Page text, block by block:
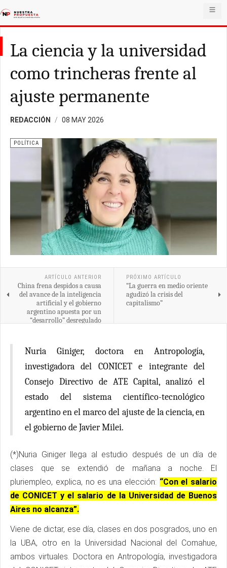
La ciencia y la universidad
como trincheras frente al
ajuste permanente
REDACCIÓN 08 MAY 2026
POLÍTICA
ARTÍCULO ANTERIOR
China frena despidos a causa
del avance de la inteligencia
artificial y el gobierno
argentino apuesta por un
“desarrollo” desregulado
PRÓXIMO ARTÍCULO
“La guerra en medio oriente
agudizó la crisis del
capitalismo”
Nuria Giniger, doctora en Antropología,
investigadora del CONICET e integrante del
Consejo Directivo de ATE Capital, analizó el
estado del sistema científico-tecnológico
argentino en el marco del ajuste de la ciencia, en
el gobierno de Javier Milei.
(*)Nuria Giniger llega al estudio después de un día de
clases que se extendió de mañana a noche. El
pluriempleo, explica, no es una elección: “Con el salario
de CONICET y el salario de la Universidad de Buenos
Aires no alcanza”.
Viene de dictar, ese día, clases en dos posgrados, uno en
la UBA, otro en la Universidad Nacional del Comahue,
ambos virtuales. Doctora en Antropología, investigadora